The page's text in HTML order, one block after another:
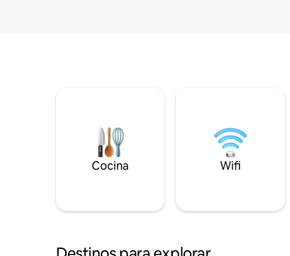
Cocina Wifi